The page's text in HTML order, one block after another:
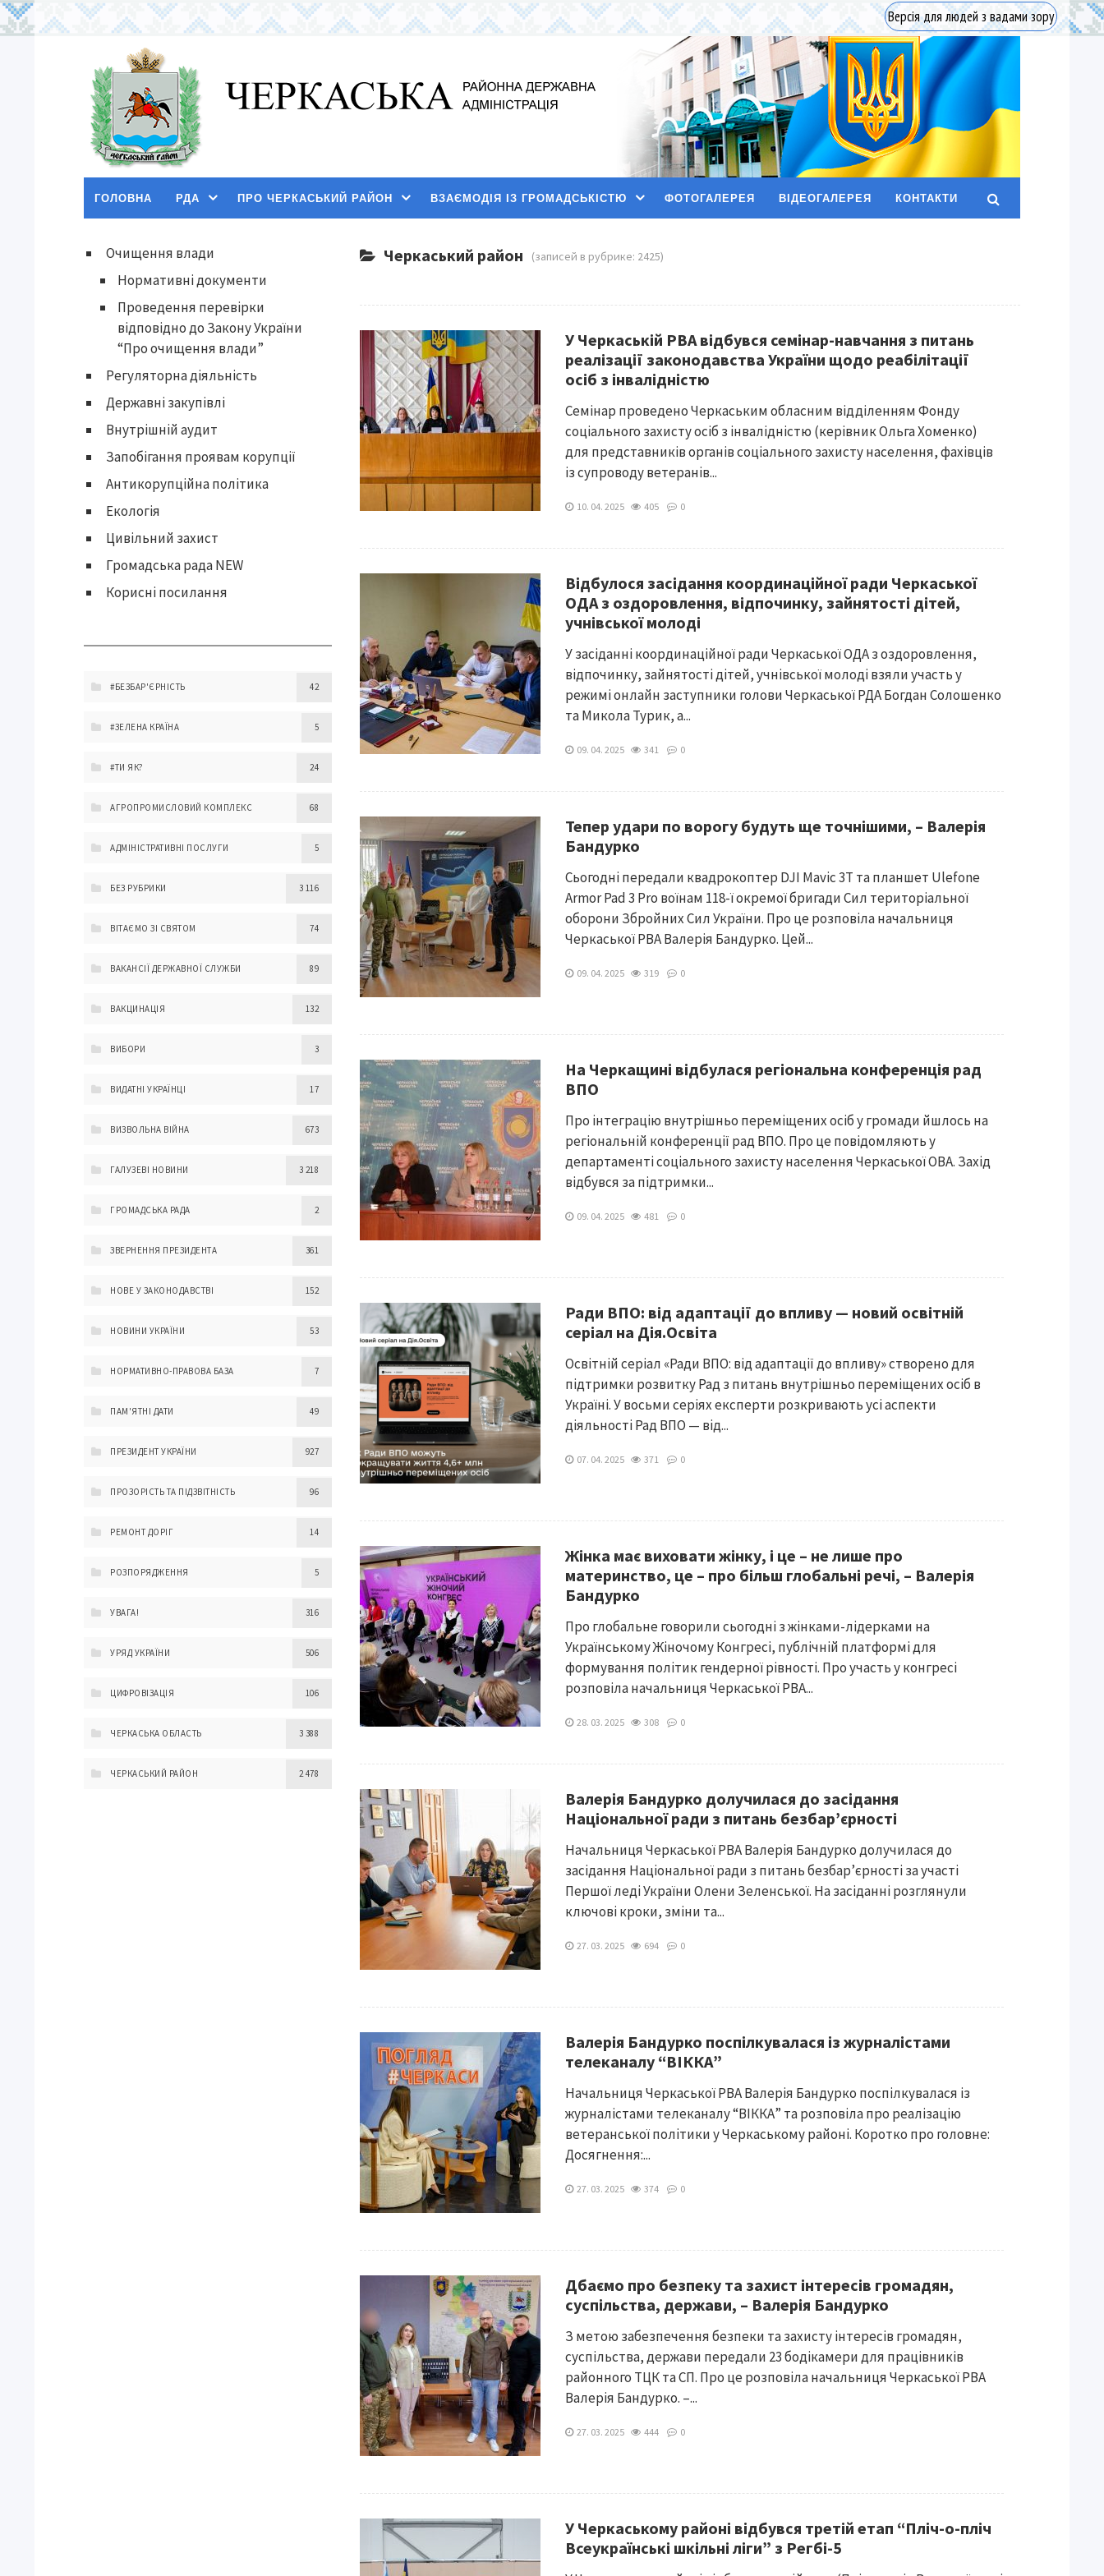
Версія для людей з вадами зору
ГОЛОВНА РДА ПРО ЧЕРКАСЬКИЙ РАЙОН ВЗАЄМОДІЯ ІЗ ГРОМАДСЬКІСТЮ ФОТОГАЛЕРЕЯ ВІДЕОГАЛЕРЕЯ КОНТАКТИ
Черкаський район (записей в рубрике: 2425)
У Черкаській РВА відбувся семінар-навчання з питань
реалізації законодавства України щодо реабілітації
осіб з інвалідністю
Семінар проведено Черкаським обласним відділенням Фонду
соціального захисту осіб з інвалідністю (керівник Ольга Хоменко)
для представників органів соціального захисту населення, фахівців
із супроводу ветеранів...
10. 04. 2025 405 0
Відбулося засідання координаційної ради Черкаської
ОДА з оздоровлення, відпочинку, зайнятості дітей,
учнівської молоді
У засіданні координаційної ради Черкаської ОДА з оздоровлення,
відпочинку, зайнятості дітей, учнівської молоді взяли участь у
режимі онлайн заступники голови Черкаської РДА Богдан Солошенко
та Микола Турик, а...
09. 04. 2025 341 0
Тепер удари по ворогу будуть ще точнішими, – Валерія
Бандурко
Сьогодні передали квадрокоптер DJI Mavic 3T та планшет Ulefone
Armor Pad 3 Prо воїнам 118-ї окремої бригади Сил територіальної
оборони Збройних Сил України. Про це розповіла начальниця
Черкаської РВА Валерія Бандурко. Цей...
09. 04. 2025 319 0
На Черкащині відбулася регіональна конференція рад
ВПО
Про інтеграцію внутрішньо переміщених осіб у громади йшлось на
регіональній конференції рад ВПО. Про це повідомляють у
департаменті соціального захисту населення Черкаської ОВА. Захід
відбувся за підтримки...
09. 04. 2025 481 0
Ради ВПО: від адаптації до впливу — новий освітній
серіал на Дія.Освіта
Освітній серіал «Ради ВПО: від адаптації до впливу» створено для
підтримки розвитку Рад з питань внутрішньо переміщених осіб в
Україні. У восьми серіях експерти розкривають усі аспекти
діяльності Рад ВПО — від...
07. 04. 2025 371 0
Жінка має виховати жінку, і це – не лише про
материнство, це – про більш глобальні речі, – Валерія
Бандурко
Про глобальне говорили сьогодні з жінками-лідерками на
Українському Жіночому Конгресі, публічній платформі для
формування політик гендерної рівності. Про участь у конгресі
розповіла начальниця Черкаської РВА...
28. 03. 2025 308 0
Валерія Бандурко долучилася до засідання
Національної ради з питань безбар’єрності
Начальниця Черкаської РВА Валерія Бандурко долучилася до
засідання Національної ради з питань безбар’єрності за участі
Першої леді України Олени Зеленської. На засіданні розглянули
ключові кроки, зміни та...
27. 03. 2025 694 0
Валерія Бандурко поспілкувалася із журналістами
телеканалу “ВІККА”
Начальниця Черкаської РВА Валерія Бандурко поспілкувалася із
журналістами телеканалу “ВІККА” та розповіла про реалізацію
ветеранської політики у Черкаському районі. Коротко про головне:
Досягнення:...
27. 03. 2025 374 0
Дбаємо про безпеку та захист інтересів громадян,
суспільства, держави, – Валерія Бандурко
З метою забезпечення безпеки та захисту інтересів громадян,
суспільства, держави передали 23 бодікамери для працівників
районного ТЦК та СП. Про це розповіла начальниця Черкаської РВА
Валерія Бандурко. –...
27. 03. 2025 444 0
У Черкаському районі відбувся третій етап “Пліч-о-пліч
Всеукраїнські шкільні ліги” з Регбі-5
Очищення влади
Нормативні документи
Проведення перевірки
відповідно до Закону України
“Про очищення влади”
Регуляторна діяльність
Державні закупівлі
Внутрішній аудит
Запобігання проявам корупції
Антикорупційна політика
Екологія
Цивільний захист
Громадська рада NEW
Корисні посилання
#БЕЗБАР'ЄРНІСТЬ 42
#ЗЕЛЕНА КРАЇНА 5
#ТИ ЯК? 24
АГРОПРОМИСЛОВИЙ КОМПЛЕКС 68
АДМІНІСТРАТИВНІ ПОСЛУГИ 5
БЕЗ РУБРИКИ 3 116
ВІТАЄМО ЗІ СВЯТОМ 74
ВАКАНСІЇ ДЕРЖАВНОЇ СЛУЖБИ 89
ВАКЦИНАЦІЯ 132
ВИБОРИ 3
ВИДАТНІ УКРАЇНЦІ 17
ВИЗВОЛЬНА ВІЙНА 673
ГАЛУЗЕВІ НОВИНИ 3 218
ГРОМАДСЬКА РАДА 2
ЗВЕРНЕННЯ ПРЕЗИДЕНТА 361
НОВЕ У ЗАКОНОДАВСТВІ 152
НОВИНИ УКРАЇНИ 53
НОРМАТИВНО-ПРАВОВА БАЗА 7
ПАМ'ЯТНІ ДАТИ 49
ПРЕЗИДЕНТ УКРАЇНИ 927
ПРОЗОРІСТЬ ТА ПІДЗВІТНІСТЬ 96
РЕМОНТ ДОРІГ 14
РОЗПОРЯДЖЕННЯ 5
УВАГА! 316
УРЯД УКРАЇНИ 506
ЦИФРОВІЗАЦІЯ 106
ЧЕРКАСЬКА ОБЛАСТЬ 3 388
ЧЕРКАСЬКИЙ РАЙОН 2 478